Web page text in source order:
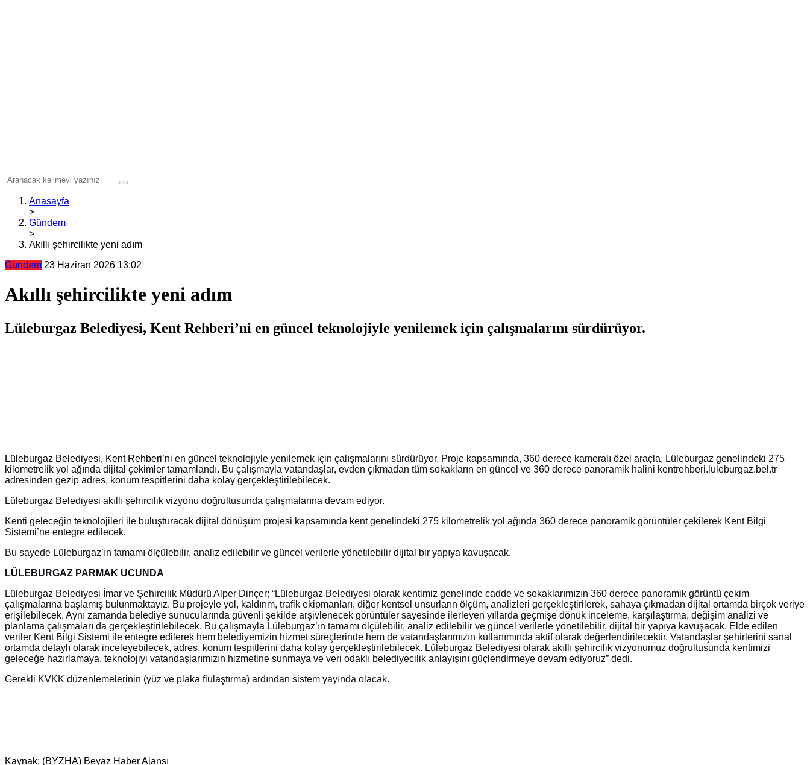
Anasayfa
>
Gündem
>
Akıllı şehircilikte yeni adım
Gündem 23 Haziran 2026 13:02
Akıllı şehircilikte yeni adım
Lüleburgaz Belediyesi, Kent Rehberi’ni en güncel teknolojiyle yenilemek için çalışmalarını sürdürüyor.
Lüleburgaz Belediyesi, Kent Rehberi’ni en güncel teknolojiyle yenilemek için çalışmalarını sürdürüyor. Proje kapsamında, 360 derece kameralı özel araçla, Lüleburgaz genelindeki 275
kilometrelik yol ağında dijital çekimler tamamlandı. Bu çalışmayla vatandaşlar, evden çıkmadan tüm sokakların en güncel ve 360 derece panoramik halini kentrehberi.luleburgaz.bel.tr
adresinden gezip adres, konum tespitlerini daha kolay gerçekleştirilebilecek.
Lüleburgaz Belediyesi akıllı şehircilik vizyonu doğrultusunda çalışmalarına devam ediyor.
Kenti geleceğin teknolojileri ile buluşturacak dijital dönüşüm projesi kapsamında kent genelindeki 275 kilometrelik yol ağında 360 derece panoramik görüntüler çekilerek Kent Bilgi
Sistemi’ne entegre edilecek.
Bu sayede Lüleburgaz’ın tamamı ölçülebilir, analiz edilebilir ve güncel verilerle yönetilebilir dijital bir yapıya kavuşacak.
LÜLEBURGAZ PARMAK UCUNDA
Lüleburgaz Belediyesi İmar ve Şehircilik Müdürü Alper Dinçer; “Lüleburgaz Belediyesi olarak kentimiz genelinde cadde ve sokaklarımızın 360 derece panoramik görüntü çekim
çalışmalarına başlamış bulunmaktayız. Bu projeyle yol, kaldırım, trafik ekipmanları, diğer kentsel unsurların ölçüm, analizleri gerçekleştirilerek, sahaya çıkmadan dijital ortamda birçok veriye
erişilebilecek. Aynı zamanda belediye sunucularında güvenli şekilde arşivlenecek görüntüler sayesinde ilerleyen yıllarda geçmişe dönük inceleme, karşılaştırma, değişim analizi ve
planlama çalışmaları da gerçekleştirilebilecek. Bu çalışmayla Lüleburgaz’ın tamamı ölçülebilir, analiz edilebilir ve güncel verilerle yönetilebilir, dijital bir yapıya kavuşacak. Elde edilen
veriler Kent Bilgi Sistemi ile entegre edilerek hem belediyemizin hizmet süreçlerinde hem de vatandaşlarımızın kullanımında aktif olarak değerlendirilecektir. Vatandaşlar şehirlerini sanal
ortamda detaylı olarak inceleyebilecek, adres, konum tespitlerini daha kolay gerçekleştirilebilecek. Lüleburgaz Belediyesi olarak akıllı şehircilik vizyonumuz doğrultusunda kentimizi
geleceğe hazırlamaya, teknolojiyi vatandaşlarımızın hizmetine sunmaya ve veri odaklı belediyecilik anlayışını güçlendirmeye devam ediyoruz” dedi.
Gerekli KVKK düzenlemelerinin (yüz ve plaka flulaştırma) ardından sistem yayında olacak.
Kaynak: (BYZHA) Beyaz Haber Ajansı